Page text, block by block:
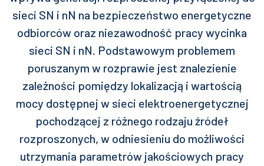
sieci SN i nN na bezpieczeństwo energetyczne
odbiorców oraz niezawodność pracy wycinka
sieci SN i nN. Podstawowym problemem
poruszanym w rozprawie jest znalezienie
zależności pomiędzy lokalizacją i wartością
mocy dostępnej w sieci elektroenergetycznej
pochodzącej z różnego rodzaju źródeł
rozproszonych, w odniesieniu do możliwości
utrzymania parametrów jakościowych pracy